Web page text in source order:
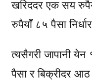
खरिददर एक सय
रुपैयाँ ८५ पैसा
त्यसैगरी जापानी
पैसा र बिक्रीदर